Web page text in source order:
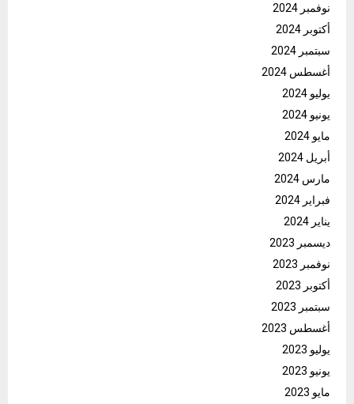
نوفمبر 2024
أكتوبر 2024
سبتمبر 2024
أغسطس 2024
يوليو 2024
يونيو 2024
مايو 2024
أبريل 2024
مارس 2024
فبراير 2024
يناير 2024
ديسمبر 2023
نوفمبر 2023
أكتوبر 2023
سبتمبر 2023
أغسطس 2023
يوليو 2023
يونيو 2023
مايو 2023